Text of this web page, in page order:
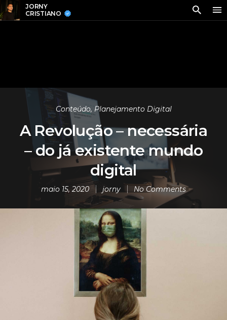
JORNY
CRISTIANO
Conteúdo, Planejamento Digital
A Revolução – necessária
– do já existente mundo
digital
maio 15, 2020 jorny No Comments